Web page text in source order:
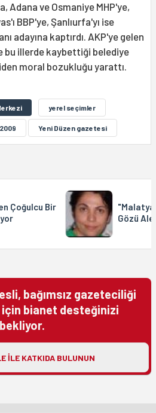
Adana ve Osmaniye MHP'ye,
BBP'ye, Şanlıurfa'yı ise
adayına kaptırdı. AKP'ye gelen
bu illerde kaybettiği belediye
moral bozukluğu yarattı.
yerel seçimler
Yeni Düzen gazetesi
Çoğulcu Bir
Gözü
bağımsız gazeteciliği
bianet desteğinizi
bekliyor.
ILE KATKIDA BULUNUN